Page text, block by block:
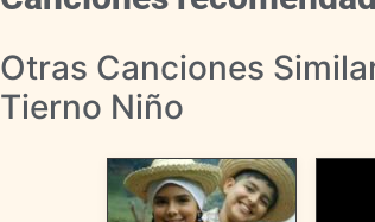
Otras Canciones
Tierno Niño